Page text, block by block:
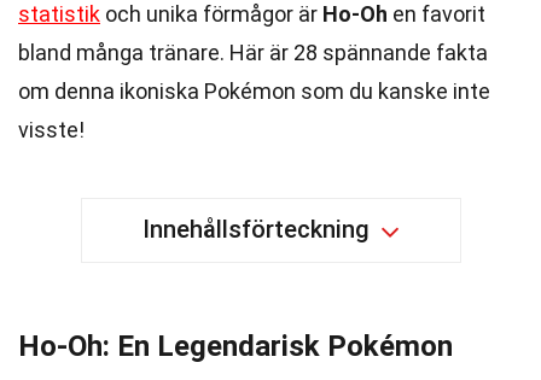
statistik och unika förmågor är Ho-Oh en favorit
bland många tränare. Här är 28 spännande fakta
om denna ikoniska Pokémon som du kanske inte
visste!
Innehållsförteckning
Ho-Oh: En Legendarisk Pokémon